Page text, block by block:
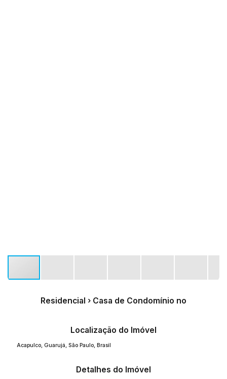
Residencial › Casa de Condomínio no
Localização do Imóvel
Acapulco Guarujá São Paulo Brasil
Detalhes do Imóvel